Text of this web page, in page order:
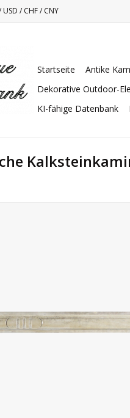
USD /CHF/CNY
Startseite Antike
Dekorative Outdoor-
KI-fähige Datenbank